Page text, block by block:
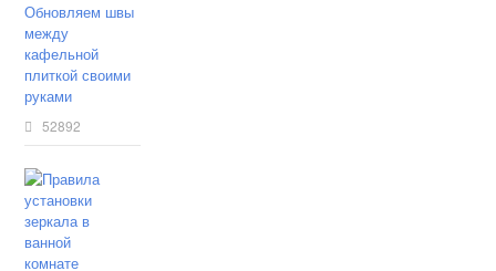
Обновляем швы
между
кафельной
плиткой своими
руками
52892